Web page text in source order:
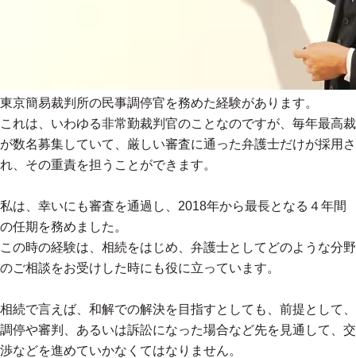
東京簡易裁判所の民事調停官を務めた経験があります。
これは、いわゆる非常勤裁判官のことなのですが、毎年最高裁
が数名募集していて、厳しい審査に通った弁護士だけが採用さ
れ、その重責を担うことができます。
私は、幸いにも審査を通過し、2018年から最長となる４年間
の任期を務めました。
この時の経験は、相続をはじめ、弁護士としてどのような分野
のご相談をお受けした時にも役に立っています。
相続で言えば、和解での解決を目指すとしても、前提として、
調停や審判、あるいは訴訟になった場合など先を見通して、交
渉などを進めていかなくてはなりません。